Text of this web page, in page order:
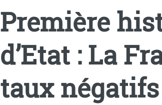
Première
d’Etat : La
taux